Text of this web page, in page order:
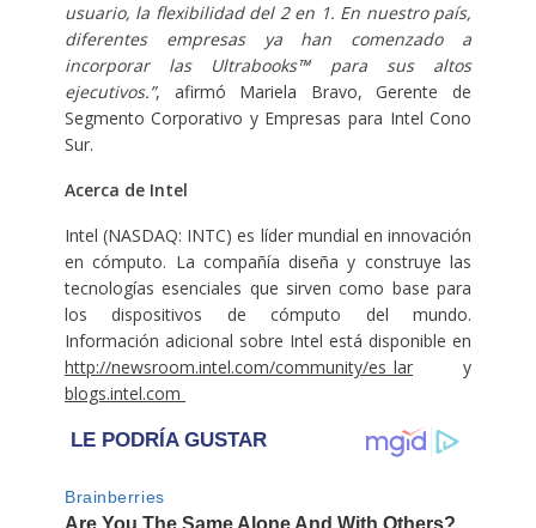
usuario, la flexibilidad del 2 en 1. En nuestro país,
diferentes empresas ya han comenzado a
incorporar las Ultrabooks™ para sus altos
ejecutivos.”, afirmó Mariela Bravo, Gerente de
Segmento Corporativo y Empresas para Intel Cono
Sur.
Acerca de Intel
Intel (NASDAQ: INTC) es líder mundial en innovación
en cómputo. La compañía diseña y construye las
tecnologías esenciales que sirven como base para
los dispositivos de cómputo del mundo.
Información adicional sobre Intel está disponible en
http://newsroom.intel.com/community/es_lary
blogs.intel.com